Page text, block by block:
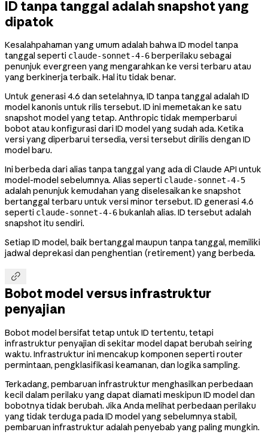
ID tanpa tanggal adalah snapshot yang
dipatok
Kesalahpahaman yang umum adalah bahwa ID model tanpa
tanggal seperti claude-sonnet-4-6berperilaku sebagai
penunjuk evergreen yang mengarahkan ke versi terbaru atau
yang berkinerja terbaik. Hal itu tidak benar.
Untuk generasi 4.6 dan setelahnya, ID tanpa tanggal adalah ID
model kanonis untuk rilis tersebut. ID ini memetakan ke satu
snapshot model yang tetap. Anthropic tidak memperbarui
bobot atau konfigurasi dari ID model yang sudah ada. Ketika
versi yang diperbarui tersedia, versi tersebut dirilis dengan ID
model baru.
Ini berbeda dari alias tanpa tanggal yang ada di Claude API untuk
model-model sebelumnya. Alias seperti claude-sonnet-4-5
adalah penunjuk kemudahan yang diselesaikan ke snapshot
bertanggal terbaru untuk versi minor tersebut. ID generasi 4.6
seperti claude-sonnet-4-6bukanlah alias. ID tersebut adalah
snapshot itu sendiri.
Setiap ID model, baik bertanggal maupun tanpa tanggal, memiliki
jadwal deprekasi dan penghentian (retirement) yang berbeda.

Bobot model versus infrastruktur
penyajian
Bobot model bersifat tetap untuk ID tertentu, tetapi
infrastruktur penyajian di sekitar model dapat berubah seiring
waktu. Infrastruktur ini mencakup komponen seperti router
permintaan, pengklasifikasi keamanan, dan logika sampling.
Terkadang, pembaruan infrastruktur menghasilkan perbedaan
kecil dalam perilaku yang dapat diamati meskipun ID model dan
bobotnya tidak berubah. Jika Anda melihat perbedaan perilaku
yang tidak terduga pada ID model yang sebelumnya stabil,
pembaruan infrastruktur adalah penyebab yang paling mungkin.